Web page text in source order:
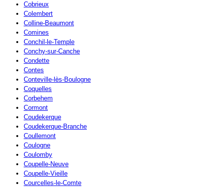
Cobrieux
Colembert
Colline-Beaumont
Comines
Conchil-le-Temple
Conchy-sur-Canche
Condette
Contes
Conteville-lès-Boulogne
Coquelles
Corbehem
Cormont
Coudekerque
Coudekerque-Branche
Coullemont
Coulogne
Coulomby
Coupelle-Neuve
Coupelle-Vieille
Courcelles-le-Comte